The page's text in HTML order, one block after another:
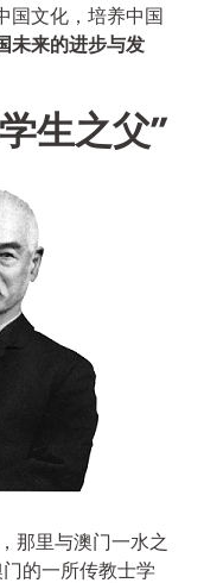
国文化，培养中国
未来的进步与发
生之父”
那里与澳门一水之
的一所传教士学